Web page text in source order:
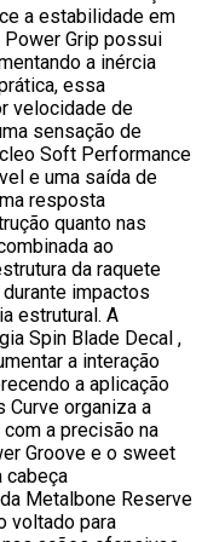
a estabilidade em
Grip possui
a inércia
essa
velocidade de
sensação de
Soft Performance
e uma saída de
resposta
quanto nas
ao
da raquete
impactos
estrutural. A
Spin Blade Decal ,
a interação
a aplicação
organiza a
a precisão na
Groove e o sweet
cabeça
Metalbone Reserve
voltado para